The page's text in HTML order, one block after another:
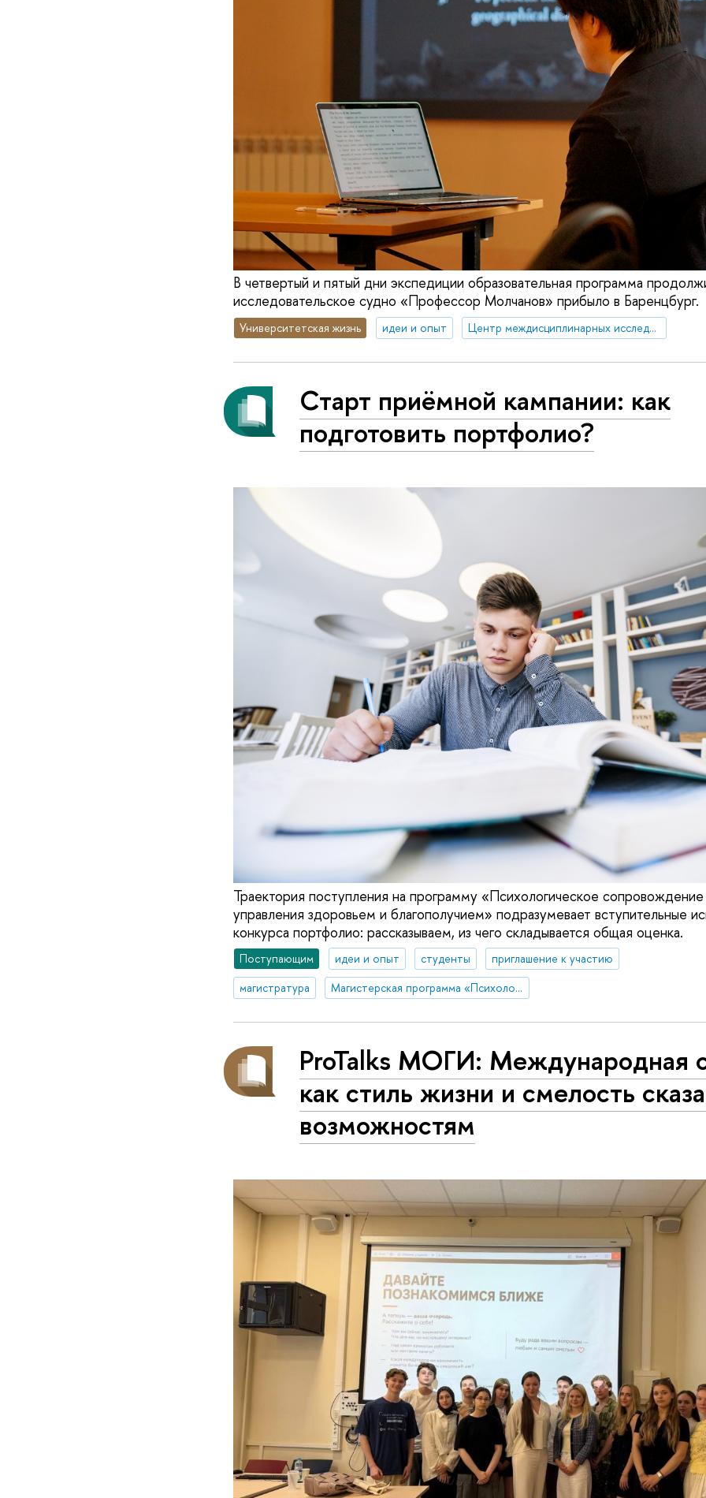
В четвертый и пятый дни экспедиции образовательная программа
исследовательское судно «Профессор Молчанов» прибыло в Баренцбург.
Университетская жизнь идеи и опыт Центр междисциплинарных исследований Арктики
Старт приёмной кампании: как
подготовить портфолио?
Траектория поступления на программу «Психологическое
управления здоровьем и благополучием» подразумевает вступительные
конкурса портфолио: рассказываем, из чего складывается общая оценка.
Поступающим идеи и опыт студенты
приглашение к участию
магистратура
Магистерская программа «Психологическое сопровождение в сфере управления здоровьем и благополучием»
ProTalks МОГИ: Международная
как стиль жизни и смелость
возможностям